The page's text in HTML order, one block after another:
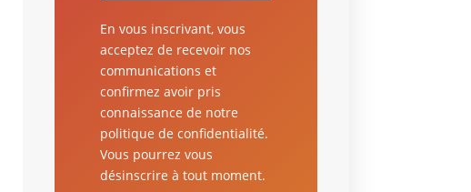
En vous inscrivant, vous
acceptez de recevoir nos
communications et
confirmez avoir pris
connaissance de notre
politique de confidentialité.
Vous pourrez vous
désinscrire à tout moment.